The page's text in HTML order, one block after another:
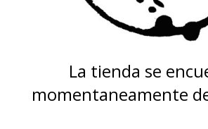
La tienda se
momentaneamente